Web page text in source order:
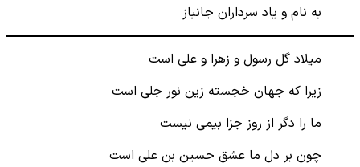
به نام و یاد سرداران جانباز
میلاد گل رسول و زهرا و علی است
زیرا که جهان خجسته زین نور جلی است
ما را دگر از روز جزا بیمی نیست
چون بر دل ما عشق حسین بن علی است